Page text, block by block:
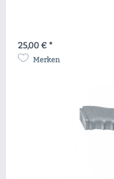
25,00 € *
Merken